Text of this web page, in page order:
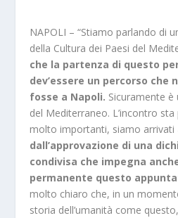
NAPOLI – “Stiamo parlando di
della Cultura dei Paesi del
che la partenza di questo
dev’essere un percorso che
fosse a Napoli. Sicuramente è
del Mediterraneo. L’incontro
molto importanti, siamo arrivati
dall’approvazione di una
condivisa che impegna
permanente questo
molto chiaro che, in un
storia dell’umanità come